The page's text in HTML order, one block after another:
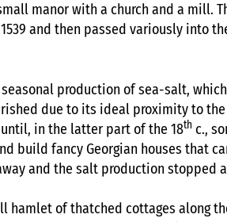
manor with a church and a mill.
and then passed variously into
production of sea-salt,
due to its ideal proximity to the
in the latter part of the 18th c.,
build fancy Georgian houses that
and the salt production stopped
hamlet of thatched cottages along